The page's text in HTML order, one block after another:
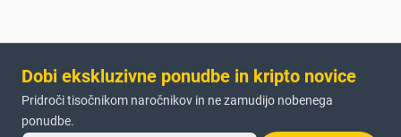
Dobi ekskluzivne ponudbe in kripto novice
Pridroči tisočnikom naročnikov in ne zamudijo nobenega
ponudbe.